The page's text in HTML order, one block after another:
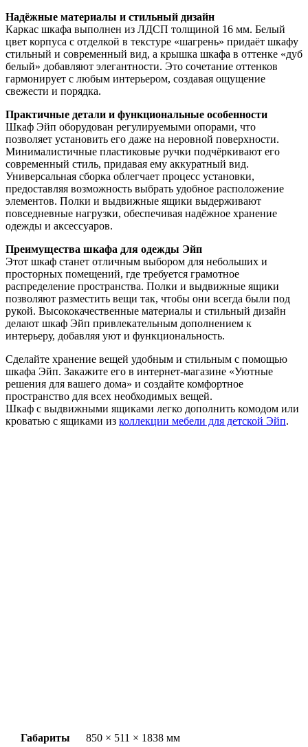
Надёжные материалы и стильный дизайн
Каркас шкафа выполнен из ЛДСП толщиной 16 мм. Белый
цвет корпуса с отделкой в текстуре «шагрень» придаёт шкафу
стильный и современный вид, а крышка шкафа в оттенке «дуб
белый» добавляют элегантности. Это сочетание оттенков
гармонирует с любым интерьером, создавая ощущение
свежести и порядка.
Практичные детали и функциональные особенности
Шкаф Эйп оборудован регулируемыми опорами, что
позволяет установить его даже на неровной поверхности.
Минималистичные пластиковые ручки подчёркивают его
современный стиль, придавая ему аккуратный вид.
Универсальная сборка облегчает процесс установки,
предоставляя возможность выбрать удобное расположение
элементов. Полки и выдвижные ящики выдерживают
повседневные нагрузки, обеспечивая надёжное хранение
одежды и аксессуаров.
Преимущества шкафа для одежды Эйп
Этот шкаф станет отличным выбором для небольших и
просторных помещений, где требуется грамотное
распределение пространства. Полки и выдвижные ящики
позволяют разместить вещи так, чтобы они всегда были под
рукой. Высококачественные материалы и стильный дизайн
делают шкаф Эйп привлекательным дополнением к
интерьеру, добавляя уют и функциональность.
Сделайте хранение вещей удобным и стильным с помощью
шкафа Эйп. Закажите его в интернет-магазине «Уютные
решения для вашего дома» и создайте комфортное
пространство для всех необходимых вещей.
Шкаф с выдвижными ящиками легко дополнить комодом или
кроватью с ящиками из коллекции мебели для детской Эйп.
Габариты 850 × 511 × 1838 мм